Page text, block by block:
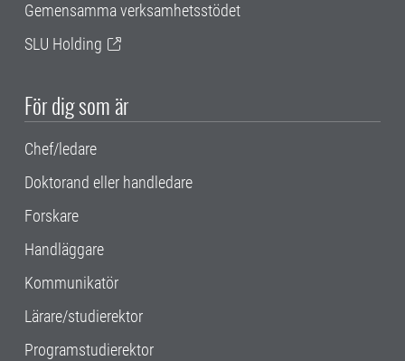
Gemensamma verksamhetsstödet
SLU Holding
För dig som är
Chef/ledare
Doktorand eller handledare
Forskare
Handläggare
Kommunikatör
Lärare/studierektor
Programstudierektor